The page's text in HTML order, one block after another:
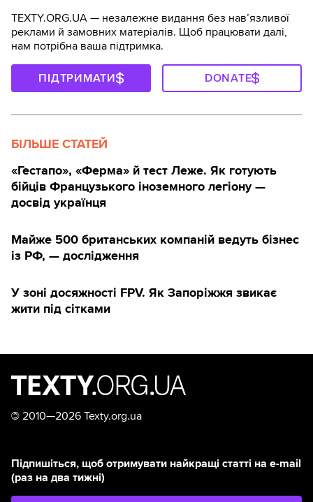
TEXTY.ORG.UA — незалежне видання без навʼязливої
реклами й замовних матеріалів. Щоб працювати далі,
нам потрібна ваша підтримка.
ПІДТРИМАТИ DONATE
БІЛЬШЕ СТАТЕЙ
«Гестапо», «Ферма» й тест Леже. Як готують
бійців Французького іноземного легіону —
досвід українця
Майже 500 британських компаній ведуть бізнес
із РФ, — дослідження
У зоні досяжності FPV. Як Запоріжжя звикає
жити під сітками
© 2010—2026 Texty.org.ua
Підпишіться, щоб отримувати найкращі статті на e-mail
(раз на два тижні)